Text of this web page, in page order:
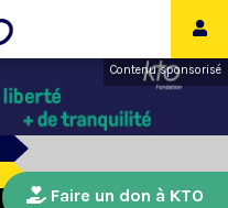
Contenu sponsorisé
Faire un don à KTO